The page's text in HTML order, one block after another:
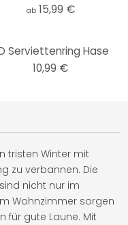
ab 15,99 €
Serviettenring Hase
10,99 €
tristen Winter mit
zu verbannen. Die
nicht nur im
Wohnzimmer sorgen
für gute Laune. Mit